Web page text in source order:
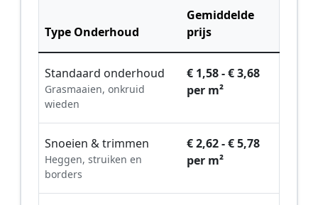
Type Onderhoud
Gemiddelde
prijs
Standaard onderhoud
Grasmaaien, onkruid
wieden
€ 1,58 - € 3,68
per m²
Snoeien & trimmen
Heggen, struiken en
borders
€ 2,62 - € 5,78
per m²